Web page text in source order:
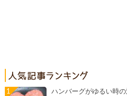
ハンバーグがゆるい時